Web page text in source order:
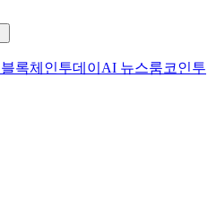
블록체인투데이 AI 뉴스룸코인투